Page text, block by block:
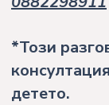
*Този
детето.